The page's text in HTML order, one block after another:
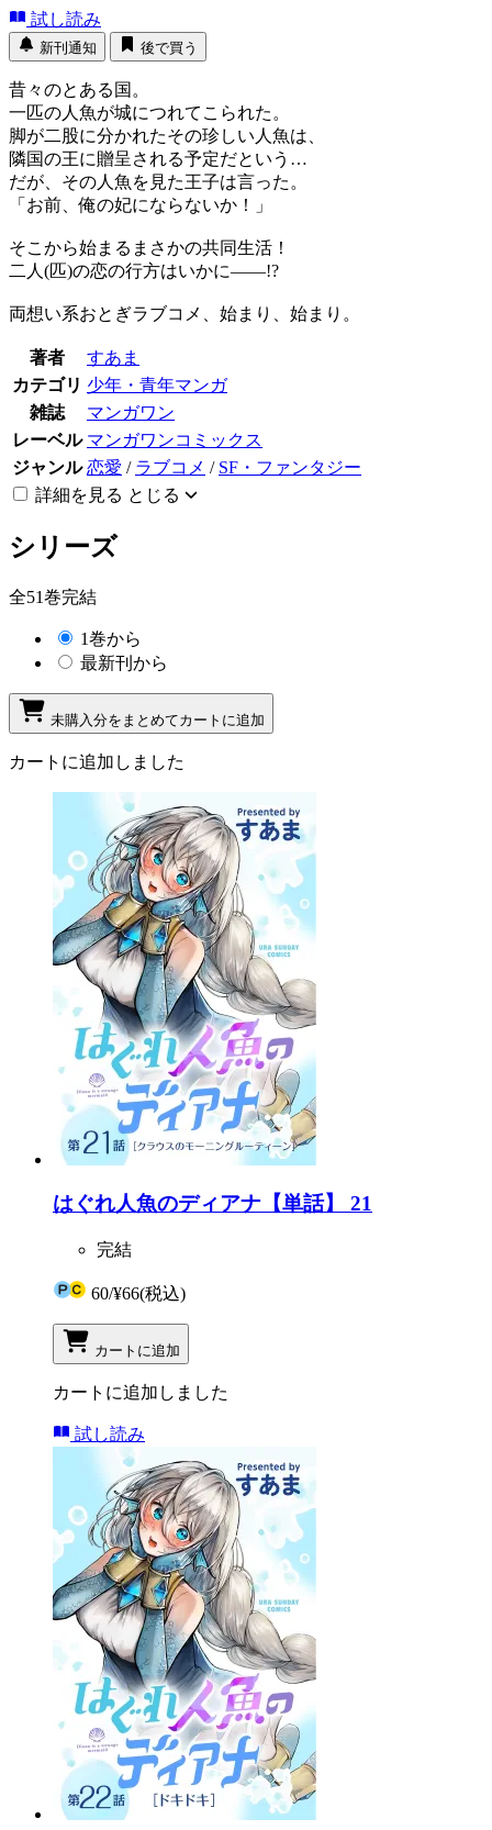
試し読み
新刊通知 後で買う
昔々のとある国。
一匹の人魚が城につれてこられた。
脚が二股に分かれたその珍しい人魚は、
隣国の王に贈呈される予定だという…
だが、その人魚を見た王子は言った。
「お前、俺の妃にならないか！」
そこから始まるまさかの共同生活！
二人(匹)の恋の行方はいかに――!?
両想い系おとぎラブコメ、始まり、始まり。
著者
すあま
カテゴリ 少年・青年マンガ
雑誌
マンガワン
レーベル マンガワンコミックス
ジャンル 恋愛 / ラブコメ / SF・ファンタジー
詳細を見る とじる
シリーズ
全51巻完結
1巻から
最新刊から
未購入分をまとめてカートに追加
カートに追加しました
はぐれ人魚のディアナ【単話】 21
完結
60/¥66(税込)
カートに追加
カートに追加しました
試し読み